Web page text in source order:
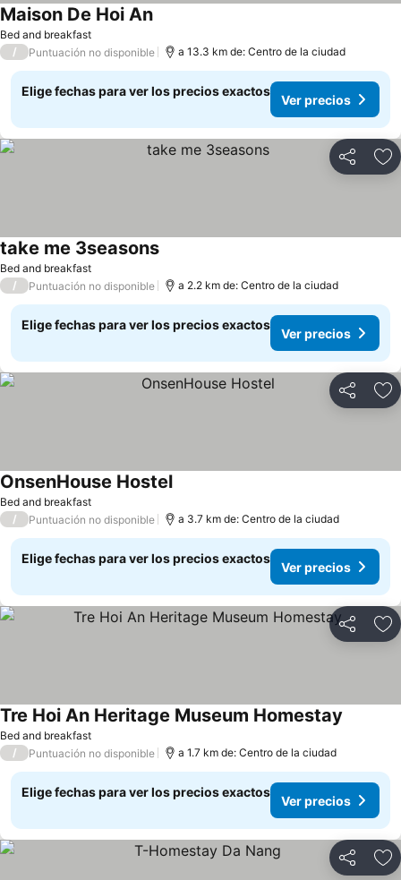
Bed and breakfast
Maison De Hoi AnVer precios
/ Puntuación no disponible a 13.3 km de: Centro de la ciudad
Elige fechas para ver los precios exactos
Ver precios
Compartir
Bed and breakfast
take me 3seasonsVer precios
/ Puntuación no disponible a 2.2 km de: Centro de la ciudad
Elige fechas para ver los precios exactos
Ver precios
Compartir
Bed and breakfast
OnsenHouse HostelVer precios
/ Puntuación no disponible a 3.7 km de: Centro de la ciudad
Elige fechas para ver los precios exactos
Ver precios
Compartir
Bed and breakfast
Tre Hoi An Heritage Museum Homestay
/ Puntuación no disponible a 1.7 km de: Centro de la ciudad
Elige fechas para ver los precios exactos
Ver precios
Compartir